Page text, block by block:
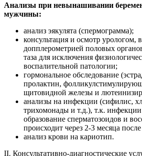
Анализы при невынашивании
мужчины:
анализ эякулята (спермограмма);
консультация и осмотр
допплерометрией половых
таза для исключения
воспалительной патологии;
гормональное обследование
пролактин,
щитовидной железы и
анализы на инфекции (сифилис,
трихомонады и т.д.), т.к.
образование сперматозоидов и
происходит через 2-3 месяца
анализ крови на кариотип.
II. Консультативно-диагностические